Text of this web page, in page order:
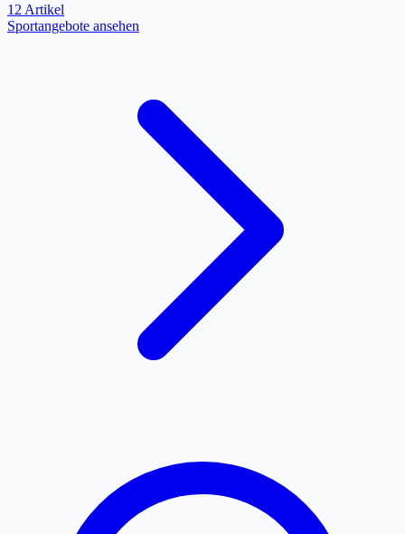
12 Artikel
Sportangebote ansehen